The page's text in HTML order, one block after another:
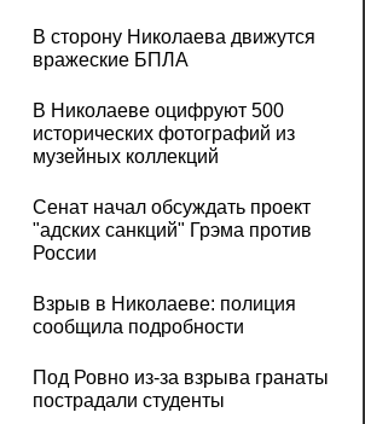
В сторону Николаева движутся
вражеские БПЛА
В Николаеве оцифруют 500
исторических фотографий из
музейных коллекций
Сенат начал обсуждать проект
"адских санкций" Грэма против
России
Взрыв в Николаеве: полиция
сообщила подробности
Под Ровно из-за взрыва гранаты
пострадали студенты